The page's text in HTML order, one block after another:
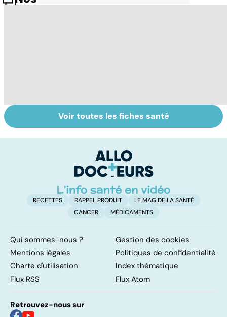
Tout savoir sur
les infections
Inflammation des
amygdales : que
d'angine ?
Voir toutes les fiches santé
RECETTES RAPPEL PRODUIT
LE MAG DE LA SANTÉ
CANCER
MÉDICAMENTS
Qui sommes-nous ?
Gestion des cookies
Mentions légales
Politiques de confidentialité
Charte d'utilisation
Index thématique
Flux RSS
Flux Atom
Retrouvez-nous sur